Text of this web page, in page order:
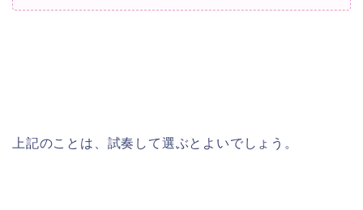
上記のことは、試奏して選ぶとよいでしょう。